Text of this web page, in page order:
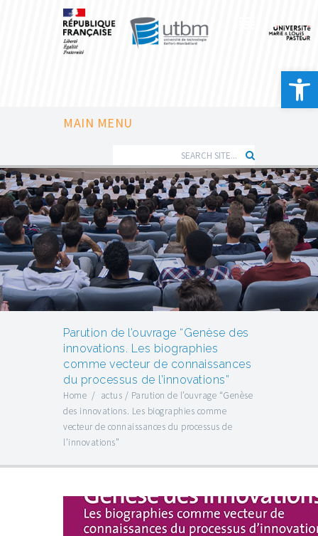
Ouvrir
MAIN MENU
Parution de l’ouvrage “Genèse des
innovations. Les biographies
comme vecteur de connaissances
du processus de l’innovations”
Home / actus / Parution de l’ouvrage “Genèse
des innovations. Les biographies comme
vecteur de connaissances du processus de
l’innovations”